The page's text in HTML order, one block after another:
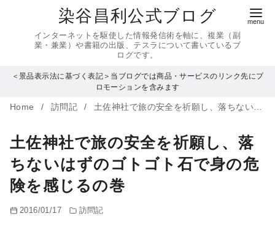
へ
染谷昌利公式ブログ
インターネットを駆使した情報発信術を軸に、複業（副
業・兼業）や書籍の出版、テスラについて書いているブ
ログです。
＜景品表示法に基づく表記＞当ブログでは商品・サービスのリンク先にプ
ロモーションを含みます
Home 訪問記 土佐神社で旅の安全を祈願し、落ちないはずのゴトゴト石で身の危険を感じるの巻
土佐神社で旅の安全を祈願し、落
ちないはずのゴトゴト石で身の危
険を感じるの巻
2016/01/17 訪問記